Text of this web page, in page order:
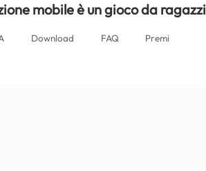
mobile è un gioco da ragazzi
Download FAQ Premi